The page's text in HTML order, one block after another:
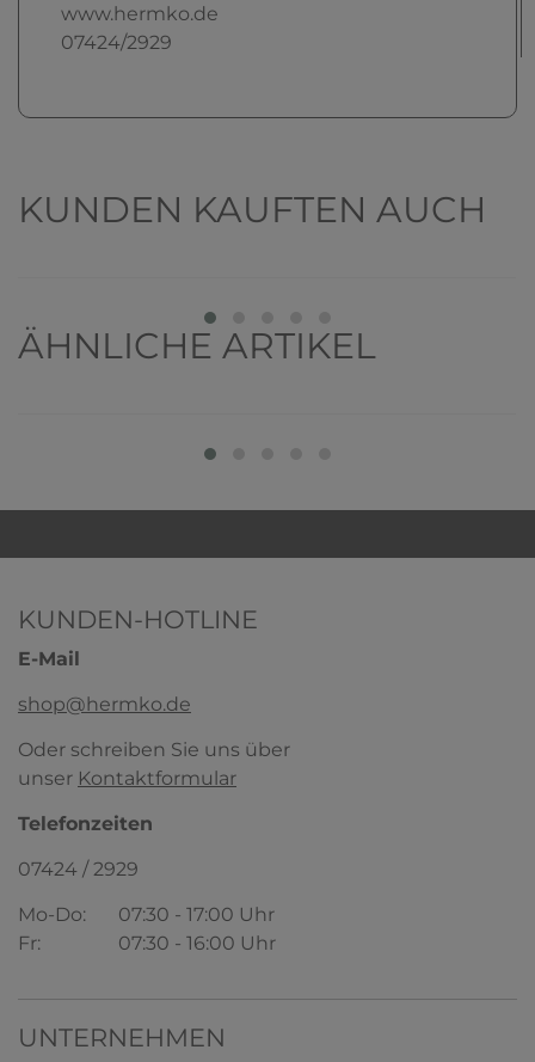
www.hermko.de
07424/2929
KUNDEN KAUFTEN AUCH
HERMKO 1325 Damen Longshirt ideal für
aus 100 % Bio-Baumwolle
ÄHNLICHE ARTIKEL
HERMKO 16027 Extralanges Herren Tank
Top, rechteckigem Ausschnitt
+ 2 ab9,29 € *
KUNDEN-HOTLINE
E-Mail
shop@hermko.de
Oder schreiben Sie uns über
unser Kontaktformular
Telefonzeiten
07424 / 2929
Mo-Do:
07:30 - 17:00 Uhr
Fr:
07:30 - 16:00 Uhr
UNTERNEHMEN